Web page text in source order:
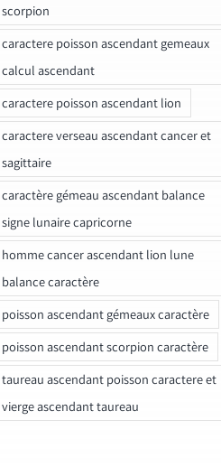
scorpion
caractere poisson ascendant gemeaux
calcul ascendant
caractere poisson ascendant lion
caractere verseau ascendant cancer et
sagittaire
caractère gémeau ascendant balance
signe lunaire capricorne
homme cancer ascendant lion lune
balance caractère
poisson ascendant gémeaux caractère
poisson ascendant scorpion caractère
taureau ascendant poisson caractere et
vierge ascendant taureau